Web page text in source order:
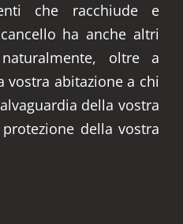
che racchiude e
ha anche altri
oltre a
vostra abitazione a chi
della vostra
della vostra